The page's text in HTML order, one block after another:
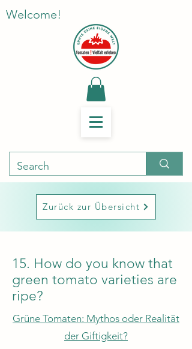
Welcome!
Zurück zur Übersicht
15. How do you know that
green tomato varieties are
ripe?
Grüne Tomaten: Mythos oder Realität
der Giftigkeit?